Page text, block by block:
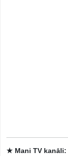
★ Mani TV kanāli: